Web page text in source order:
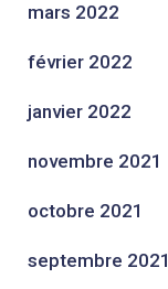
mars 2022
février 2022
janvier 2022
novembre 2021
octobre 2021
septembre 2021